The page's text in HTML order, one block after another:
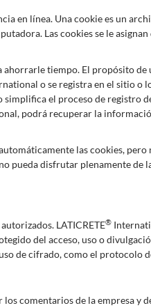
en línea. Una cookie es un
Las cookies se le
tiempo. El propósito de
o se registra en el sitio
el proceso de registro
podrá recuperar la
las cookies,
pueda disfrutar plenamente
LATICRETE®
del acceso, uso o
de cifrado, como el protocolo
comentarios de la empresa y